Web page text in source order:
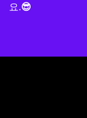
요.😎